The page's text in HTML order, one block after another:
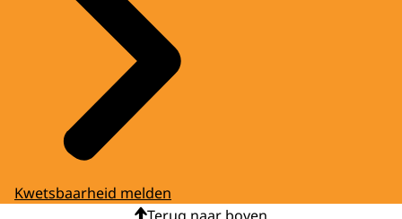
Kwetsbaarheid melden